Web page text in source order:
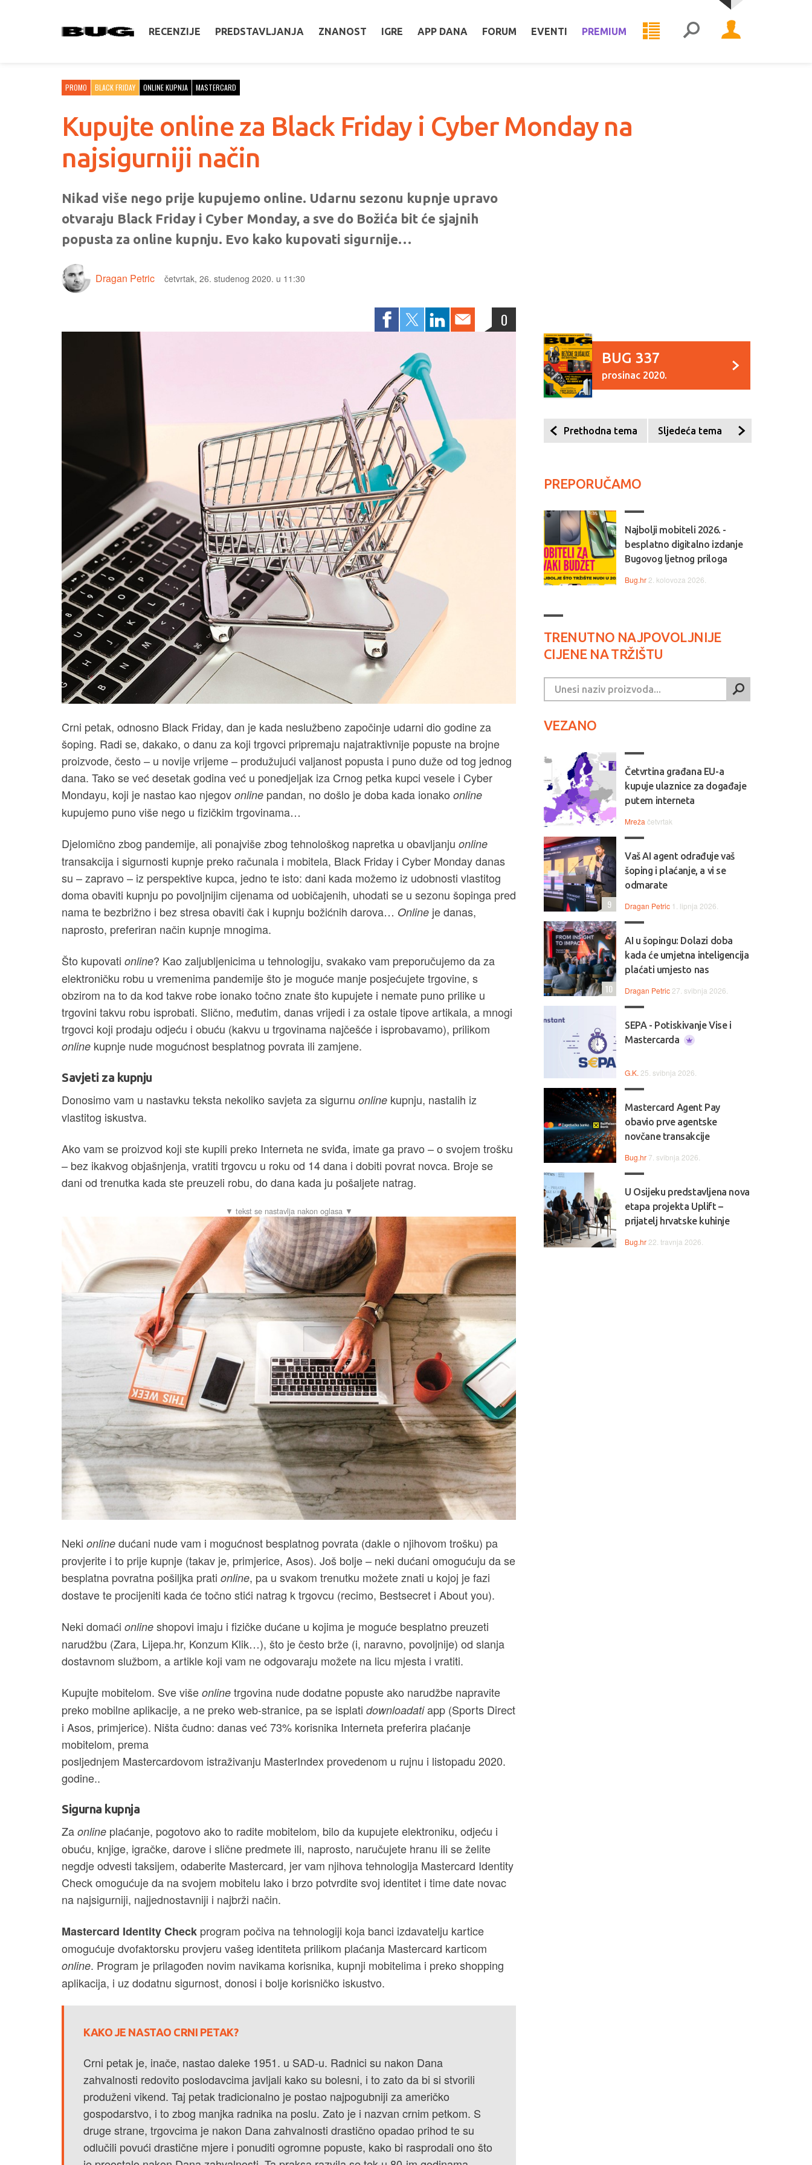
RECENZIJE PREDSTAVLJANJA ZNANOST IGRE APP DANA FORUM EVENTI PREMIUM
PROMO BLACK FRIDAY ONLINE KUPNJA MASTERCARD
Kupujte online za Black Friday i Cyber Monday na
najsigurniji način
Nikad više nego prije kupujemo online. Udarnu sezonu kupnje upravo
otvaraju Black Friday i Cyber Monday, a sve do Božića bit će sjajnih
popusta za online kupnju. Evo kako kupovati sigurnije…
Dragan Petric četvrtak, 26. studenog 2020. u 11:30
0
Crni petak, odnosno Black Friday, dan je kada neslužbeno započinje udarni dio godine za
šoping. Radi se, dakako, o danu za koji trgovci pripremaju najatraktivnije popuste na brojne
proizvode, često – u novije vrijeme – produžujući valjanost popusta i puno duže od tog jednog
dana. Tako se već desetak godina već u ponedjeljak iza Crnog petka kupci vesele i Cyber
Mondayu, koji je nastao kao njegov online pandan, no došlo je doba kada ionako online
kupujemo puno više nego u fizičkim trgovinama…
Djelomično zbog pandemije, ali ponajviše zbog tehnološkog napretka u obavljanju online
transakcija i sigurnosti kupnje preko računala i mobitela, Black Friday i Cyber Monday danas
su – zapravo – iz perspektive kupca, jedno te isto: dani kada možemo iz udobnosti vlastitog
doma obaviti kupnju po povoljnijim cijenama od uobičajenih, uhodati se u sezonu šopinga pred
nama te bezbrižno i bez stresa obaviti čak i kupnju božićnih darova… Online je danas,
naprosto, preferiran način kupnje mnogima.
Što kupovati online? Kao zaljubljenicima u tehnologiju, svakako vam preporučujemo da za
elektroničku robu u vremenima pandemije što je moguće manje posjećujete trgovine, s
obzirom na to da kod takve robe ionako točno znate što kupujete i nemate puno prilike u
trgovini takvu robu isprobati. Slično, međutim, danas vrijedi i za ostale tipove artikala, a mnogi
trgovci koji prodaju odjeću i obuću (kakvu u trgovinama najčešće i isprobavamo), prilikom
online kupnje nude mogućnost besplatnog povrata ili zamjene.
Savjeti za kupnju
Donosimo vam u nastavku teksta nekoliko savjeta za sigurnu online kupnju, nastalih iz
vlastitog iskustva.
Ako vam se proizvod koji ste kupili preko Interneta ne sviđa, imate ga pravo – o svojem trošku
– bez ikakvog objašnjenja, vratiti trgovcu u roku od 14 dana i dobiti povrat novca. Broje se
dani od trenutka kada ste preuzeli robu, do dana kada ju pošaljete natrag.
Neki online dućani nude vam i mogućnost besplatnog povrata (dakle o njihovom trošku) pa
provjerite i to prije kupnje (takav je, primjerice, Asos). Još bolje – neki dućani omogućuju da se
besplatna povratna pošiljka prati online, pa u svakom trenutku možete znati u kojoj je fazi
dostave te procijeniti kada će točno stići natrag k trgovcu (recimo, Bestsecret i About you).
Neki domaći online shopovi imaju i fizičke dućane u kojima je moguće besplatno preuzeti
narudžbu (Zara, Lijepa.hr, Konzum Klik…), što je često brže (i, naravno, povoljnije) od slanja
dostavnom službom, a artikle koji vam ne odgovaraju možete na licu mjesta i vratiti.
Kupujte mobitelom. Sve više online trgovina nude dodatne popuste ako narudžbe napravite
preko mobilne aplikacije, a ne preko web-stranice, pa se isplati downloadatiapp (Sports Direct
i Asos, primjerice). Ništa čudno: danas već 73% korisnika Interneta preferira plaćanje
mobitelom, prema
posljednjem Mastercardovom istraživanju MasterIndex provedenom u rujnu i listopadu 2020.
godine..
Sigurna kupnja
Za online plaćanje, pogotovo ako to radite mobitelom, bilo da kupujete elektroniku, odjeću i
obuću, knjige, igračke, darove i slične predmete ili, naprosto, naručujete hranu ili se želite
negdje odvesti taksijem, odaberite Mastercard, jer vam njihova tehnologija Mastercard Identity
Check omogućuje da na svojem mobitelu lako i brzo potvrdite svoj identitet i time date novac
na najsigurniji, najjednostavniji i najbrži način.
Mastercard Identity Check program počiva na tehnologiji koja banci izdavatelju kartice
omogućuje dvofaktorsku provjeru vašeg identiteta prilikom plaćanja Mastercard karticom
online. Program je prilagođen novim navikama korisnika, kupnji mobitelima i preko shopping
aplikacija, i uz dodatnu sigurnost, donosi i bolje korisničko iskustvo.
KAKO JE NASTAO CRNI PETAK?
Crni petak je, inače, nastao daleke 1951. u SAD-u. Radnici su nakon Dana
zahvalnosti redovito poslodavcima javljali kako su bolesni, i to zato da bi si stvorili
produženi vikend. Taj petak tradicionalno je postao najpogubniji za američko
gospodarstvo, i to zbog manjka radnika na poslu. Zato je i nazvan crnim petkom. S
druge strane, trgovcima je nakon Dana zahvalnosti drastično opadao prihod te su
odlučili povući drastične mjere i ponuditi ogromne popuste, kako bi rasprodali ono što
BUG 337
prosinac 2020.
Prethodna tema Sljedeća tema
PREPORUČAMO
Najbolji mobiteli 2026. -
besplatno digitalno izdanje
Bugovog ljetnog priloga
Bug.hr 2. kolovoza 2026.
TRENUTNO NAJPOVOLJNIJE
CIJENE NA TRŽIŠTU
VEZANO
Četvrtina građana EU-a
kupuje ulaznice za događaje
putem interneta
Mreža četvrtak
Vaš AI agent odrađuje vaš
šoping i plaćanje, a vi se
odmarate
Dragan Petric 1. lipnja 2026.
9
AI u šopingu: Dolazi doba
kada će umjetna inteligencija
plaćati umjesto nas
Dragan Petric 27. svibnja 2026.
10
SEPA - Potiskivanje Vise i
Mastercarda
G.K. 25. svibnja 2026.
Mastercard Agent Pay
obavio prve agentske
novčane transakcije
Bug.hr 7. svibnja 2026.
U Osijeku predstavljena nova
etapa projekta Uplift –
prijatelj hrvatske kuhinje
Bug.hr 22. travnja 2026.